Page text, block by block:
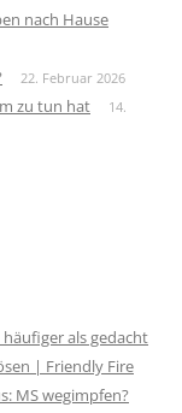
nach Hause
22. Februar 2026
zu tun hat
14.
als gedacht
| Friendly Fire
MS wegimpfen?